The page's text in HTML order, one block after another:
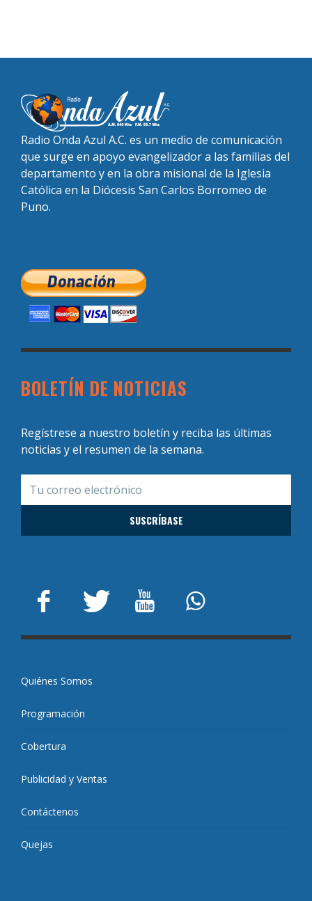
Radio Onda Azul A.C. es un medio de comunicación
que surge en apoyo evangelizador a las familias del
departamento y en la obra misional de la Iglesia
Católica en la Diócesis San Carlos Borromeo de
Puno.
BOLETÍN DE NOTICIAS
Regístrese a nuestro boletín y reciba las últimas
noticias y el resumen de la semana.
Quiénes Somos
Programación
Cobertura
Publicidad y Ventas
Contáctenos
Quejas